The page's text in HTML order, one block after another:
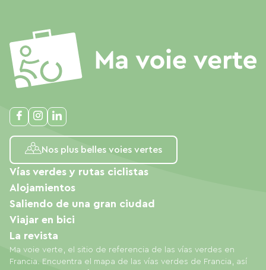
Nos plus belles voies vertes
Ma voie verte, el sitio de referencia de las vías verdes en
Francia. Encuentra el mapa de las vías verdes de Francia, así
Vías verdes y rutas ciclistas
Alojamientos
Saliendo de una gran ciudad
Viajar en bici
La revista